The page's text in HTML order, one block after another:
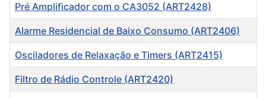
Pré Amplificador com o CA3052 (ART2428)
Alarme Residencial de Baixo Consumo (ART2406)
Osciladores de Relaxação e Timers (ART2415)
Filtro de Rádio Controle (ART2420)